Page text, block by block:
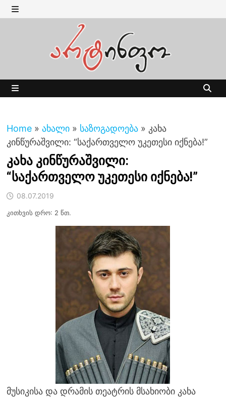
Skip
to MENU
Home » ახალი » საზოგადოება » კახა
კინწურაშვილი: “საქართველო უკეთესი იქნება!”
კახა კინწურაშვილი:
“საქართველო უკეთესი იქნება!”
08.07.2019
კითხვის დრო: 2 წთ.
მუსიკისა და დრამის თეატრის მსახიობი კახა